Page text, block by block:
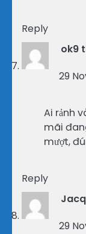
Reply
ok9
29
Ai rảnh
mãi
mượt,
Reply
29